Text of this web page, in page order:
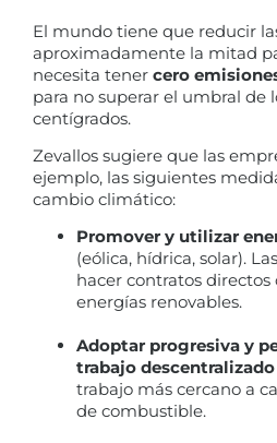
El mundo tiene que reducir
aproximadamente la mitad
necesita tener cero
para no superar el umbral de
centígrados.
Zevallos sugiere que las
ejemplo, las siguientes
cambio climático:
Promover y utilizar
(eólica, hídrica, solar).
hacer contratos directos
energías renovables.
Adoptar progresiva y
trabajo descentralizado
trabajo más cercano a
de combustible.